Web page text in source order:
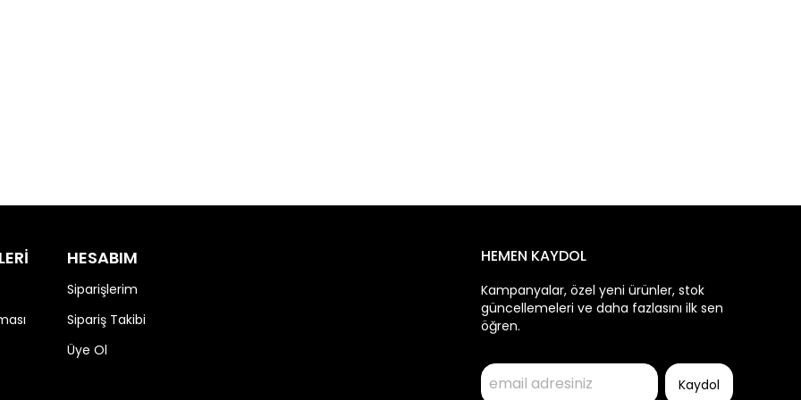
HESABIM
Siparişlerim
Sipariş Takibi
Üye Ol
HEMEN KAYDOL
Kampanyalar, özel yeni ürünler, stok
güncellemeleri ve daha fazlasını ilk sen
öğren.
Kaydol